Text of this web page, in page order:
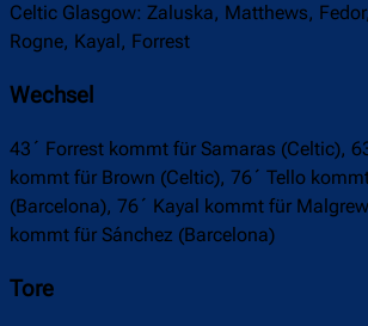
Celtic Glasgow: Zaluska, Matthews,
Rogne, Kayal, Forrest
Wechsel
43´ Forrest kommt für Samaras (Celtic),
kommt für Brown (Celtic), 76´ Tello
(Barcelona), 76´ Kayal kommt für
kommt für Sánchez (Barcelona)
Tore